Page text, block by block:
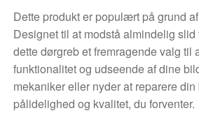
Dette produkt er populært på grund
Designet til at modstå almindelig
dette dørgreb et fremragende valg til
funktionalitet og udseende af dine
mekaniker eller nyder at reparere
pålidelighed og kvalitet, du forventer.